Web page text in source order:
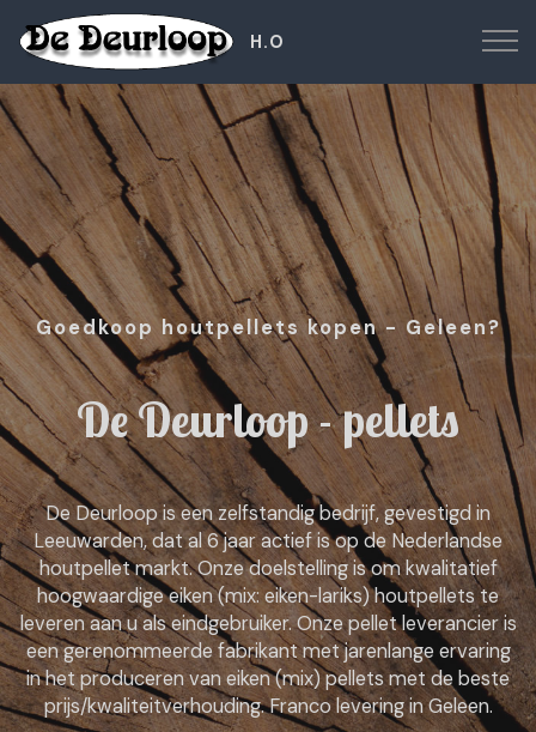
H.O
Goedkoop houtpellets kopen - Geleen?
De Deurloop - pellets
De Deurloop is een zelfstandig bedrijf, gevestigd in
Leeuwarden, dat al 6 jaar actief is op de Nederlandse
houtpellet markt. Onze doelstelling is om kwalitatief
hoogwaardige eiken (mix: eiken-lariks) houtpellets te
leveren aan u als eindgebruiker. Onze pellet leverancier is
een gerenommeerde fabrikant met jarenlange ervaring
in het produceren van eiken (mix) pellets met de beste
prijs/kwaliteitverhouding. Franco levering in Geleen.